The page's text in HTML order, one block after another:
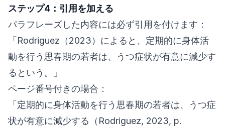
ステップ4：引用を加える
パラフレーズした内容には必ず引用を付けます：
「Rodriguez（2023）によると、定期的に身体活
動を行う思春期の若者は、うつ症状が有意に減少す
るという。」
ページ番号付きの場合：
「定期的に身体活動を行う思春期の若者は、うつ症
状が有意に減少する（Rodriguez, 2023, p.